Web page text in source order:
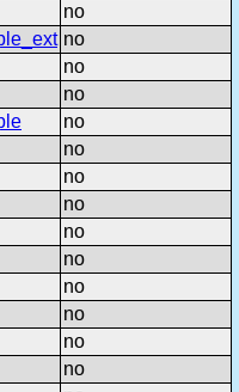
no
no
no
no
no
no
no
no
no
no
no
no
no
no